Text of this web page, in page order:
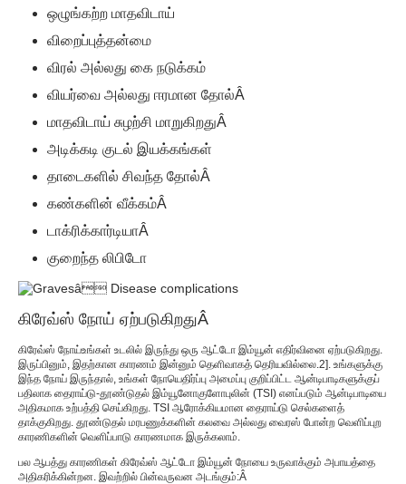
ஒழுங்கற்ற மாதவிடாய்
விறைப்புத்தன்மை
விரல் அல்லது கை நடுக்கம்
வியர்வை அல்லது ஈரமான தோல்Â
மாதவிடாய் சுழற்சி மாறுகிறதுÂ
அடிக்கடி குடல் இயக்கங்கள்
தாடைகளில் சிவந்த தோல்Â
கண்களின் வீக்கம்Â
டாக்ரிக்கார்டியாÂ
குறைந்த லிபிடோ
கிரேவ்ஸ் நோய் ஏற்படுகிறதுÂ
கிரேவ்ஸ் நோய்உங்கள் உடலில் இருந்து ஒரு ஆட்டோ இம்யூன் எதிர்வினை ஏற்படுகிறது.
இருப்பினும், இதற்கான காரணம் இன்னும் தெளிவாகத் தெரியவில்லை. 2]. உங்களுக்கு
இந்த நோய் இருந்தால், உங்கள் நோயெதிர்ப்பு அமைப்பு குறிப்பிட்ட ஆன்டிபாடிகளுக்குப்
பதிலாக தைராய்டு-தூண்டுதல் இம்யூனோகுளோபுலின் (TSI) எனப்படும் ஆன்டிபாடியை
அதிகமாக உற்பத்தி செய்கிறது. TSI ஆரோக்கியமான தைராய்டு செல்களைத்
தாக்குகிறது. தூண்டுதல் மரபணுக்களின் கலவை அல்லது வைரஸ் போன்ற வெளிப்புற
காரணிகளின் வெளிப்பாடு காரணமாக இருக்கலாம்.
பல ஆபத்து காரணிகள் கிரேவ்ஸ் ஆட்டோ இம்யூன் நோயை உருவாக்கும் அபாயத்தை
அதிகரிக்கின்றன. இவற்றில் பின்வருவன அடங்கும்:Â